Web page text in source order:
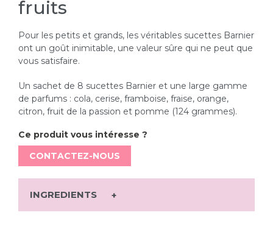
fruits
Pour les petits et grands, les véritables sucettes Barnier
ont un goût inimitable, une valeur sûre qui ne peut que
vous satisfaire.
Un sachet de 8 sucettes Barnier et une large gamme
de parfums : cola, cerise, framboise, fraise, orange,
citron, fruit de la passion et pomme (124 grammes).
Ce produit vous intéresse ?
CONTACTEZ-NOUS
INGREDIENTS